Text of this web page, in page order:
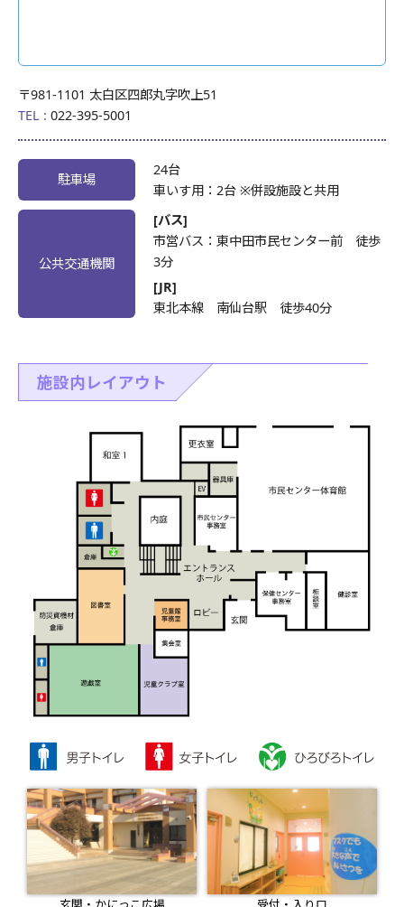
〒981-1101 太白区四郎丸字吹上51
TEL : 022-395-5001
駐車場
24台
車いす用：2台 ※併設施設と共用
公共交通機関
[バス]
市営バス：東中田市民センター前 徒歩
3分
[JR]
東北本線 南仙台駅 徒歩40分
施設内レイアウト